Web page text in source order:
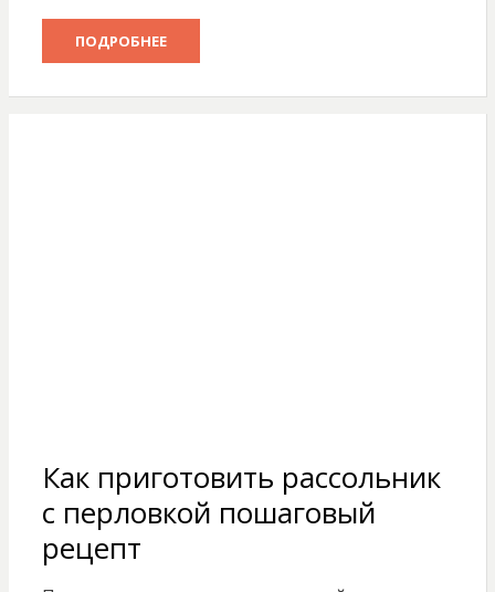
ПОДРОБНЕЕ
Как приготовить рассольник
с перловкой пошаговый
рецепт